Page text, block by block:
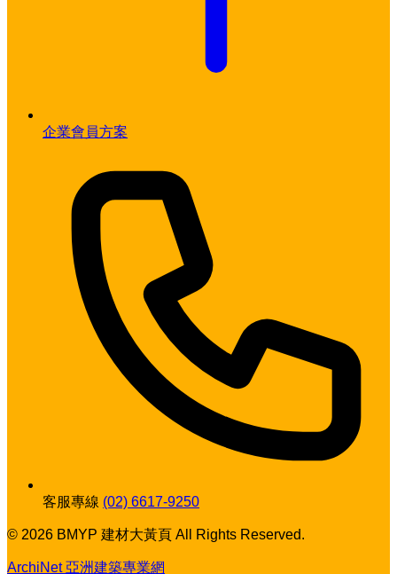
企業會員方案
客服專線 (02) 6617-9250
© 2026 BMYP 建材大黃頁 All Rights Reserved.
ArchiNet 亞洲建築專業網